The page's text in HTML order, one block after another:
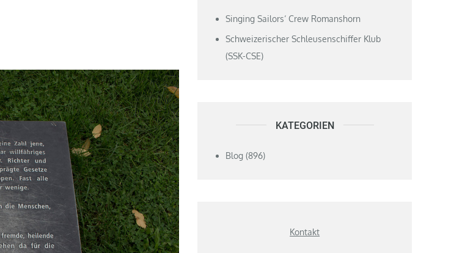
Singing Sailors‘ Crew Romanshorn
Schweizerischer Schleusenschiffer Klub
(SSK-CSE)
KATEGORIEN
Blog (896)
Kontakt